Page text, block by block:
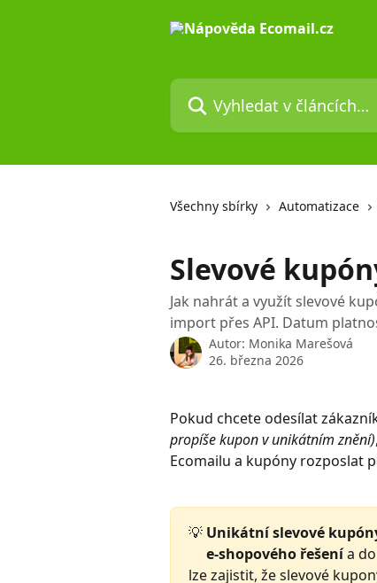
Vyhledat v článcích…
Všechny sbírky Automatizace
Slevové
Jak nahrát a využít slevové
import přes API. Datum
Autor: Monika Marešová
26. března 2026
Pokud chcete odesílat
propíše kupon v unikátním znění)
Ecomailu a kupóny rozposlat
💡 Unikátní slevové
     e-shopového řešení
a
lze zajistit, že slevové